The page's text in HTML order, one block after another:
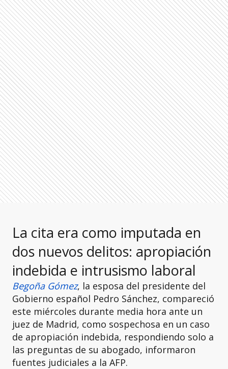
La cita era como imputada en
dos nuevos delitos: apropiación
indebida e intrusismo laboral
Begoña Gómez, la esposa del presidente del
Gobierno español Pedro Sánchez, compareció
este miércoles durante media hora ante un
juez de Madrid, como sospechosa en un caso
de apropiación indebida, respondiendo solo a
las preguntas de su abogado, informaron
fuentes judiciales a la AFP.